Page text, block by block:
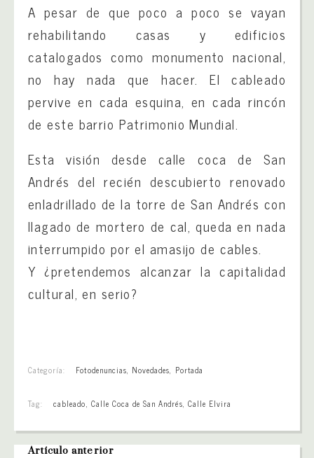
A pesar de que poco a poco se vayan
rehabilitando casas y edificios
catalogados como monumento nacional,
no hay nada que hacer. El cableado
pervive en cada esquina, en cada rincón
de este barrio Patrimonio Mundial.
Esta visión desde calle coca de San
Andrés del recién descubierto renovado
enladrillado de la torre de San Andrés con
llagado de mortero de cal, queda en nada
interrumpido por el amasijo de cables.
Y ¿pretendemos alcanzar la capitalidad
cultural, en serio?
Categoría: Fotodenuncias, Novedades, Portada
Tag: cableado, Calle Coca de San Andrés, Calle Elvira
Artículo anterior